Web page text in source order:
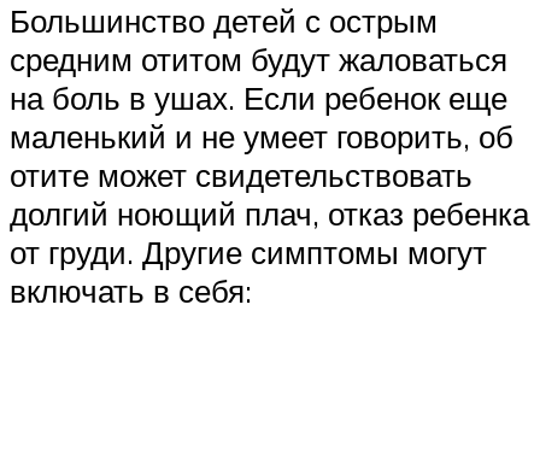
Большинство детей с острым
средним отитом будут жаловаться
на боль в ушах. Если ребенок еще
маленький и не умеет говорить, об
отите может свидетельствовать
долгий ноющий плач, отказ ребенка
от груди. Другие симптомы могут
включать в себя: